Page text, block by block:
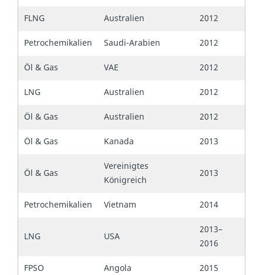
FLNG Australien
2012
Petrochemikalien
Saudi-Arabien
2012
Öl & Gas
VAE
2012
LNG
Australien
2012
Öl & Gas
Australien
2012
Öl & Gas
Kanada 2013
Öl & Gas
Vereinigtes
Königreich
2013
Petrochemikalien Vietnam 2014
LNG USA
2013–
2016
FPSO
Angola
2015